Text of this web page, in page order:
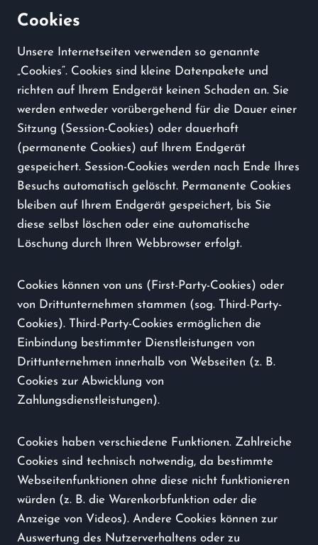
Cookies
Unsere Internetseiten verwenden so genannte
„Cookies“. Cookies sind kleine Datenpakete und
richten auf Ihrem Endgerät keinen Schaden an. Sie
werden entweder vorübergehend für die Dauer einer
Sitzung (Session-Cookies) oder dauerhaft
(permanente Cookies) auf Ihrem Endgerät
gespeichert. Session-Cookies werden nach Ende Ihres
Besuchs automatisch gelöscht. Permanente Cookies
bleiben auf Ihrem Endgerät gespeichert, bis Sie
diese selbst löschen oder eine automatische
Löschung durch Ihren Webbrowser erfolgt.
Cookies können von uns (First-Party-Cookies) oder
von Drittunternehmen stammen (sog. Third-Party-
Cookies). Third-Party-Cookies ermöglichen die
Einbindung bestimmter Dienstleistungen von
Drittunternehmen innerhalb von Webseiten (z. B.
Cookies zur Abwicklung von
Zahlungsdienstleistungen).
Cookies haben verschiedene Funktionen. Zahlreiche
Cookies sind technisch notwendig, da bestimmte
Webseitenfunktionen ohne diese nicht funktionieren
würden (z. B. die Warenkorbfunktion oder die
Anzeige von Videos). Andere Cookies können zur
Auswertung des Nutzerverhaltens oder zu